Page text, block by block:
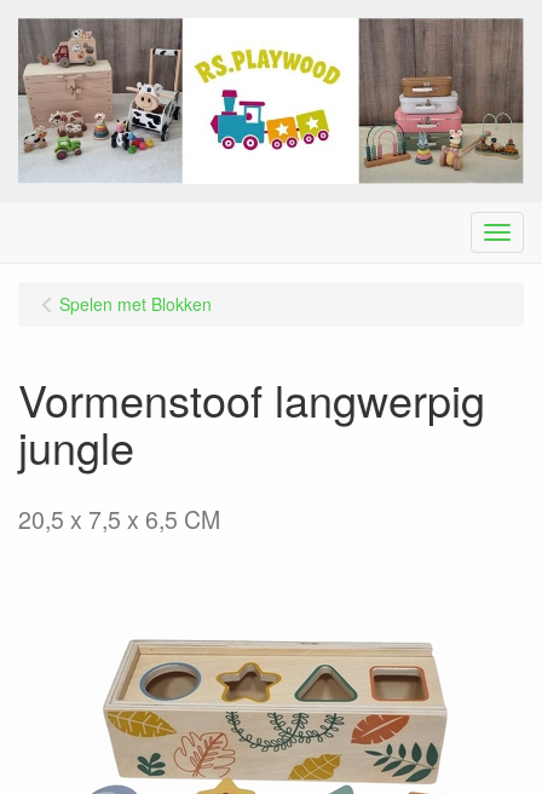
Menu
Spelen met Blokken
Vormenstoof langwerpig
jungle
20,5 x 7,5 x 6,5 CM